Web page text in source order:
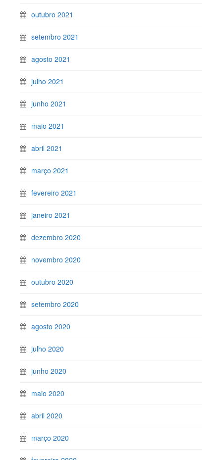
outubro 2021
setembro 2021
agosto 2021
julho 2021
junho 2021
maio 2021
abril 2021
março 2021
fevereiro 2021
janeiro 2021
dezembro 2020
novembro 2020
outubro 2020
setembro 2020
agosto 2020
julho 2020
junho 2020
maio 2020
abril 2020
março 2020